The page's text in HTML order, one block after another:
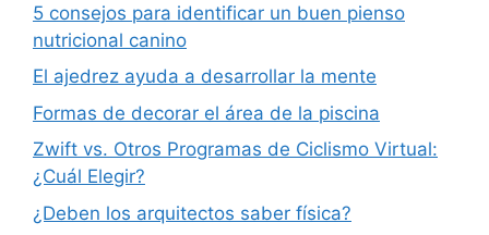
5 consejos para identificar un buen pienso
nutricional canino
El ajedrez ayuda a desarrollar la mente
Formas de decorar el área de la piscina
Zwift vs. Otros Programas de Ciclismo Virtual:
¿Cuál Elegir?
¿Deben los arquitectos saber física?